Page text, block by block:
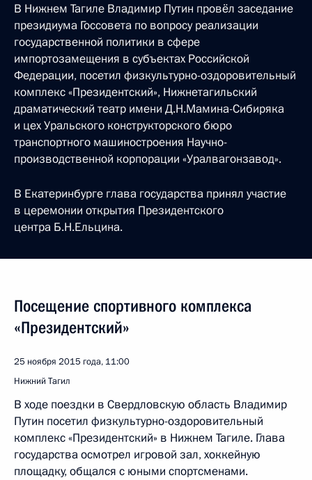
В Нижнем Тагиле Владимир Путин провёл заседание
президиума Госсовета по вопросу реализации
государственной политики в сфере
импортозамещения в субъектах Российской
Федерации, посетил физкультурно-оздоровительный
комплекс «Президентский», Нижнетагильский
драматический театр имени Д.Н.Мамина-Сибиряка
и цех Уральского конструкторского бюро
транспортного машиностроения Научно-
производственной корпорации «Уралвагонзавод».
В Екатеринбурге глава государства принял участие
в церемонии открытия Президентского
центра Б.Н.Ельцина.
Посещение спортивного комплекса
«Президентский»
25 ноября 2015 года, 11:00
Нижний Тагил
В ходе поездки в Свердловскую область Владимир
Путин посетил физкультурно-оздоровительный
комплекс «Президентский» в Нижнем Тагиле. Глава
государства осмотрел игровой зал, хоккейную
площадку, общался с юными спортсменами.